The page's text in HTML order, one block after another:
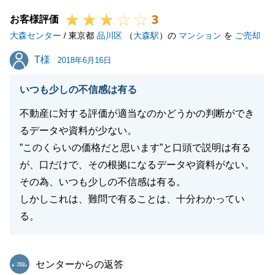
また、買主様のお申込みからご契約までに少し期間が
長くなってしまいましたが、K様のご理解・ご協力も
あり無事にご契約ができたこと大変感謝しておりま
す。
他にもご決済時にはお忙しい中日時の調整等色々とご
ご指摘を頂きました点について真摯に受け止め、更に
お客様へのご提案力をつけよりよい販売活動やサービ
ス向上に努めてまいります。
今後とも、弊社をご愛顧のほど宜しくお願い申し上げ
ます。
お客様評価 3
大森センター / 東京都 品川区 （大森駅）の マンション を ご売却
T様
T様 2018年6月16日
いつも少しの不信感は有る
不動産に対する評価が適当なのかどうかの判断ができ
るデータや資料が少ない。
”このくらいの価格だと思います”と口頭で説明は有る
が、口だけで、その根拠になるデータや資料がない。
その為、いつも少しの不信感は有る。
しかしこれは、難問で有ることは、十分わかってい
る。
東急リバブル
センターからの返答